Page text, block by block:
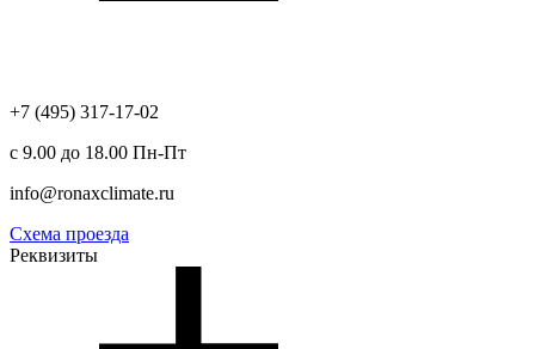
+7 (495) 317-17-02
с 9.00 до 18.00 Пн-Пт
info@ronaxclimate.ru
Схема проезда
Реквизиты